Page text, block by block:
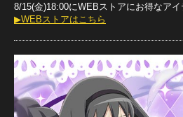
8/15(金)18:00にWEBストアにお得なアイ
▶WEBストアはこちら